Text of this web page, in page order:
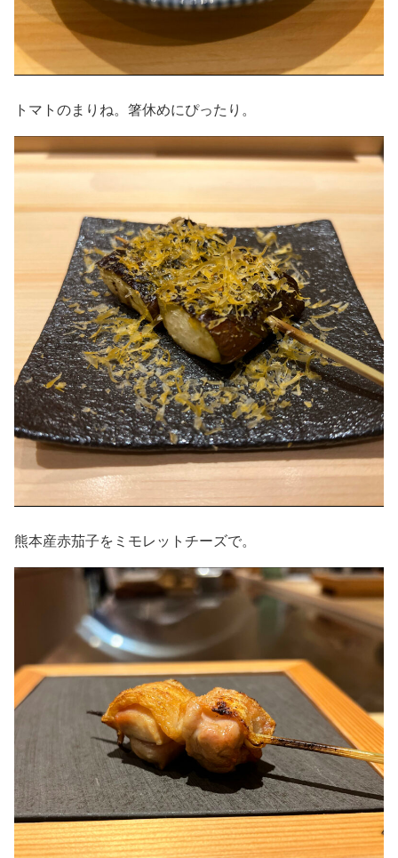
トマトのまりね。箸休めにぴったり。
熊本産赤茄子をミモレットチーズで。